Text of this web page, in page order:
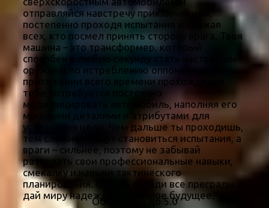
отправляйся навстречу приключениям,
постепенно проходя испытания и сражая
всех, кто посмел принять сторону врага. Твоя
машина – это трансформер, который
способен в любую секунду стать настоящим
оружием по истреблению оппонентов. На
протяжении всего времени прохождения
тебе потребуется постоянно
модифицировать автомобиль, наполняя его
мощными деталями и атрибутами для
устранения цели. Чем дальше ты проходишь,
тем сложнее будут становиться испытания, а
враги – сильнее, поэтому не забывай
развивать свои профессиональные навыки,
смекалку и навыки тактического
планирования. Оставь позади все преграды и
дай миру надежду на светлое будущее.
Обновлено до 5.0